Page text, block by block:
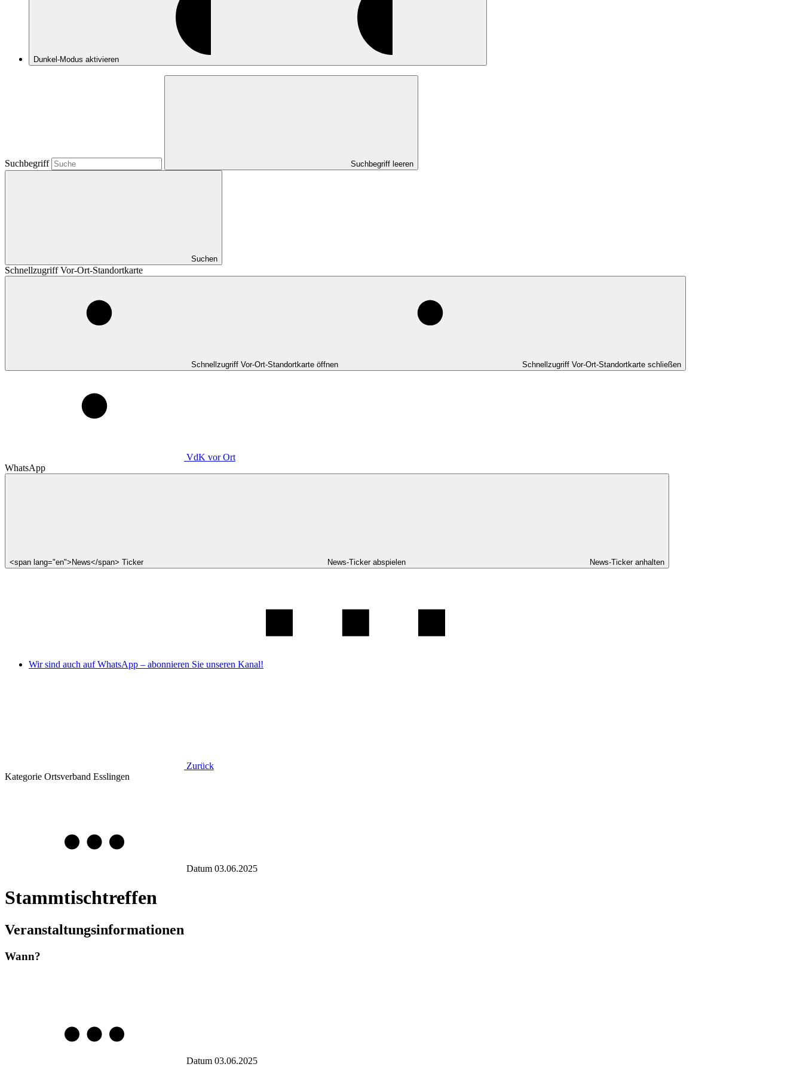
Dunkel-Modus aktivieren
Suchbegriff Suchbegriff leeren
Suchen
Schnellzugriff Vor-Ort-Standortkarte
Schnellzugriff Vor-Ort-Standortkarte öffnen Schnellzugriff Vor-Ort-Standortkarte schließen
VdK vor Ort
WhatsApp
<span lang="en">News</span> Ticker News-Ticker abspielen News-Ticker anhalten
Wir sind auch auf WhatsApp – abonnieren Sie unseren Kanal!
Zurück
Kategorie Ortsverband Esslingen
Datum 03.06.2025
Stammtischtreffen
Veranstaltungsinformationen
Wann?
Datum 03.06.2025